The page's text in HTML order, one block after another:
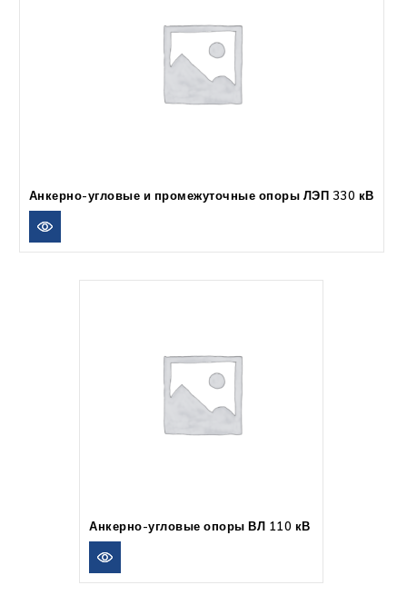
Анкерно-угловые и промежуточные опоры ЛЭП 330 кВ
Анкерно-угловые опоры ВЛ 110 кВ